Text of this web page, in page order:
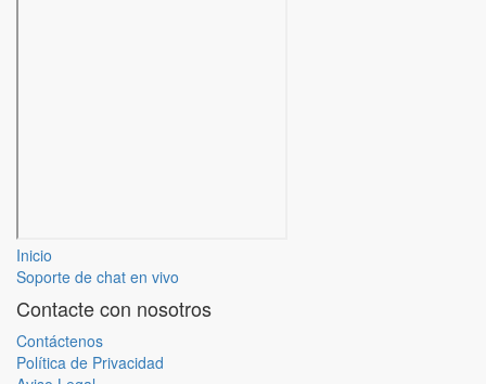
Inicio
Soporte de chat en vivo
Contacte con nosotros
Contáctenos
Política de Privacidad